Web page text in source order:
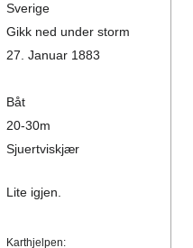
Sverige
Gikk ned under storm
27. Januar 1883
Båt
20-30m
Sjuertviskjær
Lite igjen.
Karthjelpen: